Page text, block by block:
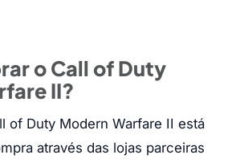
o Call of Duty
II?
of Duty Modern Warfare II está
através das lojas parceiras